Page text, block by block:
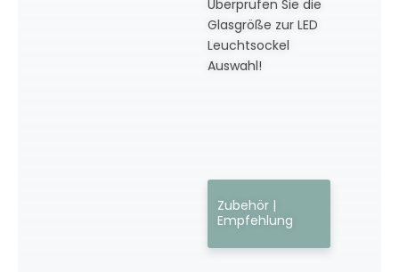
Überprüfen Sie die
Glasgröße zur LED
Leuchtsockel
Auswahl!
Zubehör |
Empfehlung